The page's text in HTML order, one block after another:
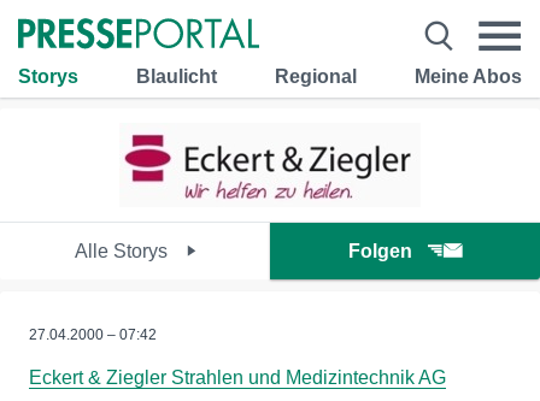
Storys Blaulicht Regional Meine Abos
Alle Storys Folgen
27.04.2000 – 07:42
Eckert & Ziegler Strahlen und Medizintechnik AG